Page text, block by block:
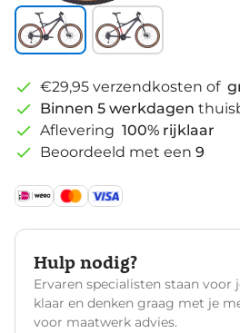
€29,95 verzendkosten of
Binnen 5 werkdagen
Aflevering 100% rijklaar
Beoordeeld met een 9
Hulp nodig?
Ervaren specialisten staan voor
klaar en denken graag met je
voor maatwerk advies.